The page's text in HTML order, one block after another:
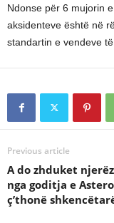
Ndonse për 6 mujorin
aksidenteve është në
standartin e vendeve
Previous article
A do zhduket
nga goditja e
ç’thonë